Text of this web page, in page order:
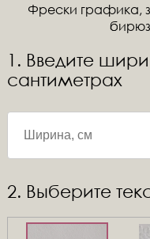
Фрески графика,
1. Введите
сантиметрах
2. Выберите